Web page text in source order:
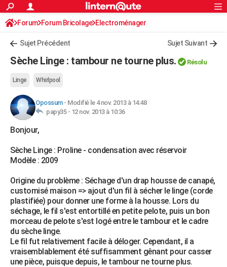
ACTUALITÉS
Politique
Société
Faits Divers
Education
Monde
Villes
+
AUTO
Essais
Réserver un essai
Citadines
Berlines
SUV
Forum auto
+HIGH-TECH
Mobiles
Meilleur smartphone
Internet
Ordinateurs
Jeux vidéo
Guide high-tech
+BRICOLAGE
Forum
Aménagement intérieur
Extérieur
Cuisine
Salle de bains
Jardinage
Rangement
WEEK-END
LIFESTYLE
Art de vivre
Bien-être
Loisirs
Mode
Modes de vie
SANTE
Alimentation
Guide de la santé
Maladies
Médicaments
Sommeil
VOYAGE
Destinations
City break
Voyage nature
Voyage de noces
Forum
Climat
+PHOTO
GUIDES D'ACHAT
S'inscrire
Connexion
Forum Forum Bricolage Electroménager
Sujet Précédent Sujet Suivant
Sèche Linge : tambour ne tourne plus. Résolu
Linge Whirlpool
Opossum- Modifié le 4 nov. 2013 à 14:48
papy35 - 12 nov. 2013 à 10:36
Bonjour,
Sèche Linge : Proline - condensation avec réservoir
Modèle : 2009
Origine du problème : Séchage d'un drap housse de canapé,
customisé maison => ajout d'un fil à sécher le linge (corde
plastifiée) pour donner une forme à la housse. Lors du
séchage, le fil s'est entortillé en petite pelote, puis un bon
morceau de pelote s'est logé entre le tambour et le cadre
du sèche linge.
Le fil fut relativement facile à déloger. Cependant, il a
vraisemblablement été suffisamment gênant pour casser
une pièce, puisque depuis, le tambour ne tourne plus.